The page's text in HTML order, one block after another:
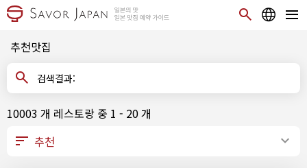
추천맛집
검색결과:
10003 개 레스토랑 중 1 - 20 개